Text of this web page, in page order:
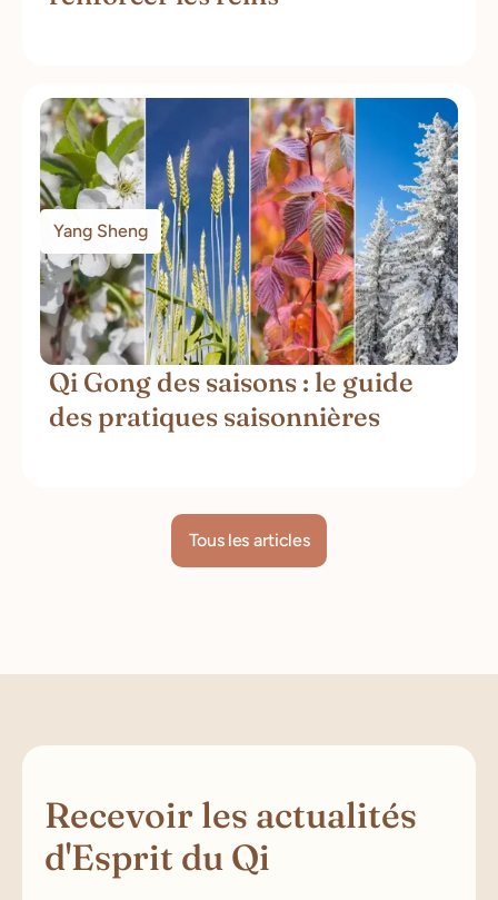
Yang Sheng
Qi Gong des saisons : le guide
des pratiques saisonnières
Tous les articles
Recevoir les actualités
d'Esprit du Qi